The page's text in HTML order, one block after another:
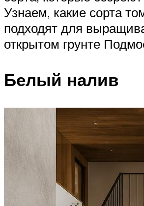
Узнаем, какие сорта
подходят для
открытом грунте
Белый налив